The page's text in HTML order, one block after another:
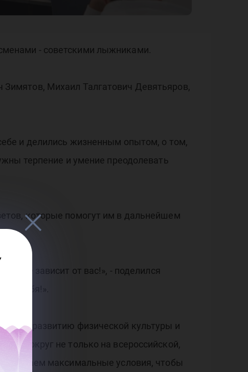
- советскими лыжниками.
Михаил Талгатович Девятьяров,
и делились жизненным опытом, о том,
терпение и умение преодолевать
которые помогут им в дальнейшем
- все зависит от вас!», - поделился
с себя!».
развитию физической культуры и
округ не только на всероссийской,
создаем максимальные условия, чтобы